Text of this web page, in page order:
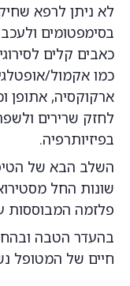
לא ניתן לרפא
בסימפטומים
כאבים קלים
כמו אקמול/
ארקוקסיה, אתופן
לחזק שרירים
בפיזיותרפיה.
השלב הבא של
שונות החל
פלזמה המבוססות
בהעדר הטבה
חיים של המטופל